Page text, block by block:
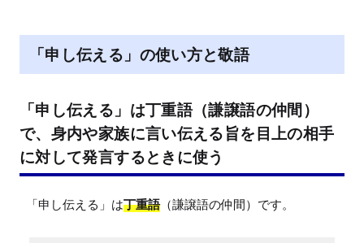
「申し伝える」の使い方と敬語
「申し伝える」は丁重語（謙譲語の仲間）
で、身内や家族に言い伝える旨を目上の相手
に対して発言するときに使う
「申し伝える」は丁重語（謙譲語の仲間）です。